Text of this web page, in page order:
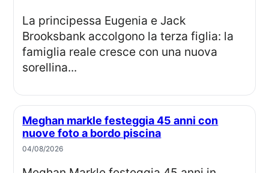
La principessa Eugenia e Jack
Brooksbank accolgono la terza figlia: la
famiglia reale cresce con una nuova
sorellina...
Meghan markle festeggia 45 anni con
nuove foto a bordo piscina
04/08/2026